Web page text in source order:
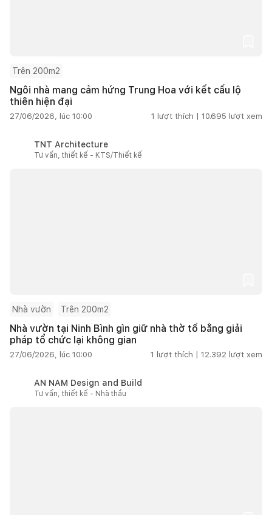
Trên 200m2
Ngôi nhà mang cảm hứng Trung Hoa với kết cấu lộ
thiên hiện đại
27/06/2026, lúc 10:00 1 lượt thích | 10.695 lượt xem
TNT Architecture
Tư vấn, thiết kế - KTS/Thiết kế
Nhà vườn Trên 200m2
Nhà vườn tại Ninh Bình gìn giữ nhà thờ tổ bằng giải
pháp tổ chức lại không gian
27/06/2026, lúc 10:00 1 lượt thích | 12.392 lượt xem
AN NAM Design and Build
Tư vấn, thiết kế - Nhà thầu